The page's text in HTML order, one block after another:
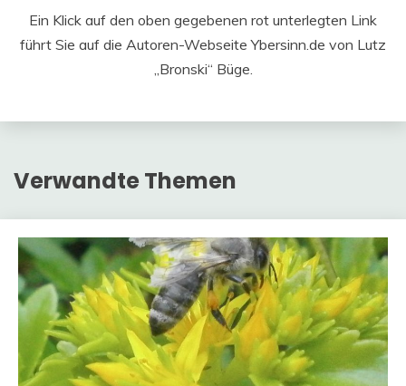
Ein Klick auf den oben gegebenen rot unterlegten Link
führt Sie auf die Autoren-Webseite Ybersinn.de von Lutz
„Bronski“ Büge.
Verwandte Themen